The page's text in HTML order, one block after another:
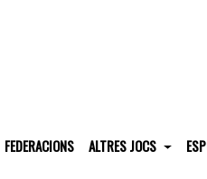
FEDERACIONS ALTRES JOCS